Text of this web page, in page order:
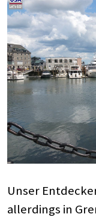
Unser
allerdings in